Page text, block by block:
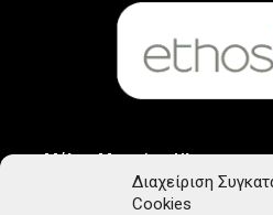
Διαχείριση
Cookies
Μέλος Μητρώου